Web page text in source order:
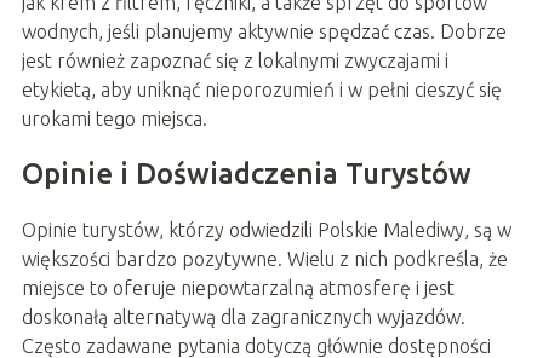
wodnych, jeśli planujemy aktywnie spędzać czas. Dobrze
jest również zapoznać się z lokalnymi zwyczajami i
etykietą, aby uniknąć nieporozumień i w pełni cieszyć się
urokami tego miejsca.
Opinie i Doświadczenia Turystów
Opinie turystów, którzy odwiedzili Polskie Malediwy, są w
większości bardzo pozytywne. Wielu z nich podkreśla, że
miejsce to oferuje niepowtarzalną atmosferę i jest
doskonałą alternatywą dla zagranicznych wyjazdów.
Często zadawane pytania dotyczą głównie dostępności